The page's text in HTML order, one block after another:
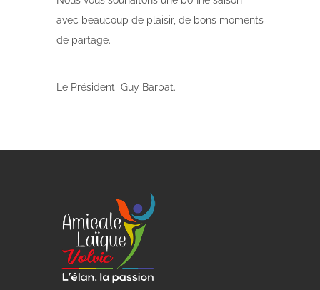
avec beaucoup de plaisir, de bons moments
de partage.
Le Président Guy Barbat.